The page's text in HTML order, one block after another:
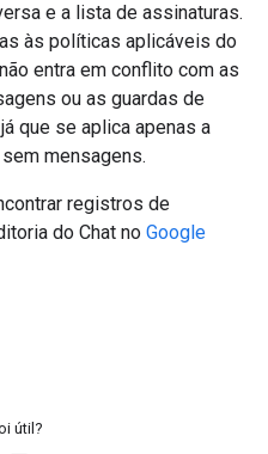
e a lista de assinaturas.
às políticas aplicáveis do
entra em conflito com as
ou as guardas de
que se aplica apenas a
mensagens.
registros de
do Chat no Google
útil?